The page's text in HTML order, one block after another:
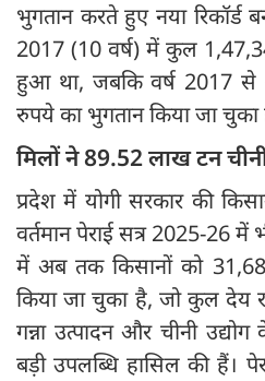
भुगतान करते हुए नया रिकॉर्ड
2017 (10 वर्ष) में कुल
हुआ था, जबकि वर्ष 2017
रुपये का भुगतान किया जा चुका
मिलों ने 89.52 लाख टन
प्रदेश में योगी सरकार की
वर्तमान पेराई सत्र 2025-26 में
में अब तक किसानों को
किया जा चुका है, जो कुल देय
गन्ना उत्पादन और चीनी
बड़ी उपलब्धि हासिल की हैं।